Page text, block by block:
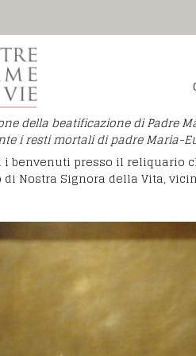
Istituto secolare
Signora della Vita
Laici consacrati,
Associati e
La sua vita
Sintesi biografica
Tutti siamo chiamati a
Tra i
Laici consacrati,
della beatificazione di Padre
i resti mortali di padre Maria-
i benvenuti presso il reliquario
Nostra Signora della Vita,